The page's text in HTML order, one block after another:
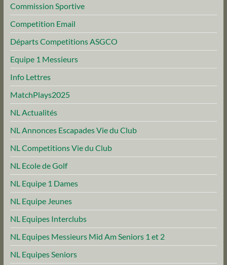
Commission Sportive
Competition Email
Départs Competitions ASGCO
Equipe 1 Messieurs
Info Lettres
MatchPlays2025
NL Actualités
NL Annonces Escapades Vie du Club
NL Competitions Vie du Club
NL Ecole de Golf
NL Equipe 1 Dames
NL Equipe Jeunes
NL Equipes Interclubs
NL Equipes Messieurs Mid Am Seniors 1 et 2
NL Equipes Seniors